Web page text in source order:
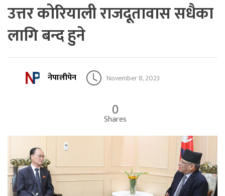
उत्तर कोरियाली राजदूतावास सधैका
लागि बन्द हुने
नेपालीपेन November 8, 2023
0
Shares